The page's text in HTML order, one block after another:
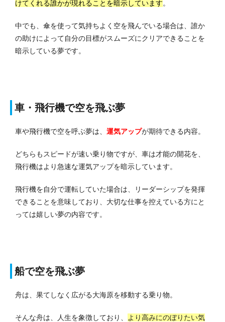
けてくれる誰かが現れることを暗示しています。
中でも、傘を使って気持ちよく空を飛んでいる場合は、誰か
の助けによって自分の目標がスムーズにクリアできることを
暗示している夢です。
車・飛行機で空を飛ぶ夢
車や飛行機で空を呼ぶ夢は、 運気アップが期待できる内容。
どちらもスピードが速い乗り物ですが、車は才能の開花を、
飛行機はより急速な運気アップを暗示しています。
飛行機を自分で運転していた場合は、リーダーシップを発揮
できることを意味しており、大切な仕事を控えている方にと
っては嬉しい夢の内容です。
船で空を飛ぶ夢
舟は、果てしなく広がる大海原を移動する乗り物。
そんな舟は、人生を象徴しており、
より高みにのぼりたい気